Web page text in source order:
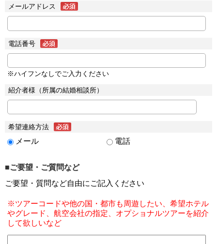
メールアドレス
電話番号
※ハイフンなしでご入力ください
紹介者様（所属の結婚相談所）
希望連絡方法
メール 電話
■ご要望・ご質問など
ご要望・質問など自由にご記入ください
※ツアーコードや他の国・都市も周遊したい、希望ホテル
やグレード、航空会社の指定、オプショナルツアーを紹介
して欲しいなど